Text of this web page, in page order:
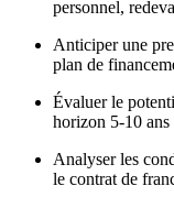
personnel,
Anticiper une
plan de
Évaluer le
horizon 5-10 ans
Analyser les
le contrat de